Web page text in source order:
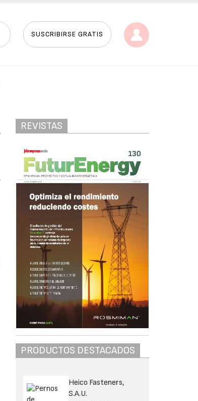
SUSCRIBIRSE GRATIS
REVISTAS
PRODUCTOS DESTACADOS
Heico Fasteners,
S.A.U.